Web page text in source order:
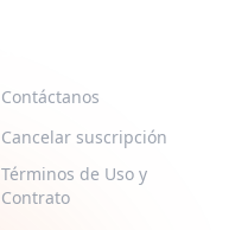
Contáctanos
Cancelar suscripción
Términos de Uso y
Contrato